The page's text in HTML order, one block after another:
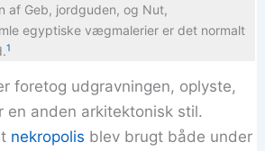
af Geb, jordguden, og Nut,
egyptiske vægmalerier er det normalt
1
foretog udgravningen, oplyste,
en anden arkitektonisk stil.
nekropolis blev brugt både under